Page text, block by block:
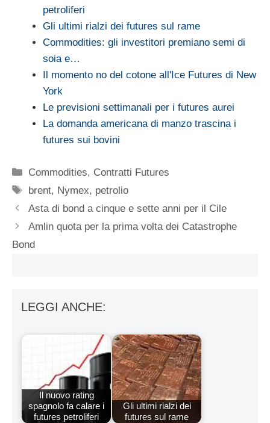
petroliferi
Gli ultimi rialzi dei futures sul rame
Commodities: gli investitori premiano semi di
soia e…
Il momento no del cotone all'Ice Futures di New
York
Le previsioni settimanali per i futures aurei
La domanda americana di manzo trascina i
futures sui bovini
Categorie
Commodities, Contratti Futures
Tag
brent, Nymex, petrolio
Asta di bond a cinque e sette anni per il Cile
Amlin quota per la prima volta dei Catastrophe
Bond
LEGGI ANCHE:
Il nuovo rating
spagnolo fa calare i
futures petroliferi
Gli ultimi rialzi dei
futures sul rame